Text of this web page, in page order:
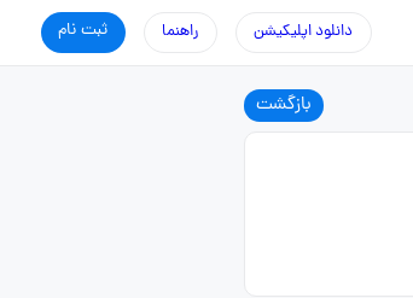
ثبت نام راهنما دانلود اپلیکیشن
بازگشت